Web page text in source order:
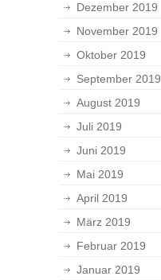
Dezember 2019
November 2019
Oktober 2019
September 2019
August 2019
Juli 2019
Juni 2019
Mai 2019
April 2019
März 2019
Februar 2019
Januar 2019